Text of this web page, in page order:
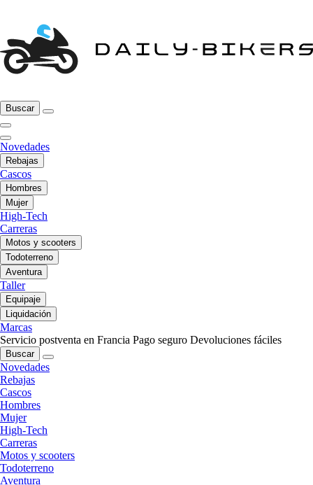
Buscar
Novedades
Rebajas
Cascos
Hombres
Mujer
High-Tech
Carreras
Motos y scooters
Todoterreno
Aventura
Taller
Equipaje
Liquidación
Marcas
Servicio postventa en Francia Pago seguro Devoluciones fáciles
Buscar
Novedades
Rebajas
Cascos
Hombres
Mujer
High-Tech
Carreras
Motos y scooters
Todoterreno
Aventura